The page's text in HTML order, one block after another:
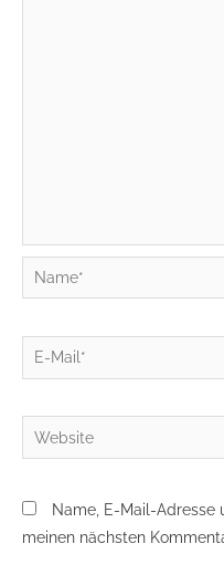
Name*
E-
Mail*
Website
Name, E-Mail-Adresse
meinen nächsten